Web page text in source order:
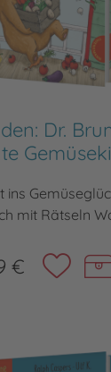
Dr.
ins
mit Rätseln
€